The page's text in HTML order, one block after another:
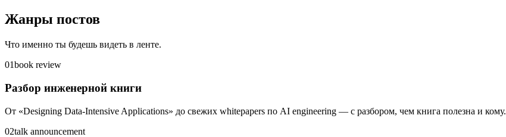
Жанры постов
Что именно ты будешь видеть в ленте.
01book review
Разбор инженерной книги
От «Designing Data-Intensive Applications» до свежих whitepapers по AI engineering — с разбором, чем книга полезна и кому.
02talk announcement